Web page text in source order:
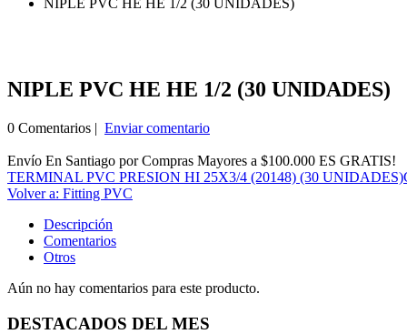
NIPLE PVC HE HE 1/2 (30 UNIDADES)
NIPLE PVC HE HE 1/2 (30 UNIDADES)
0 Comentarios | Enviar comentario
Envío En Santiago por Compras Mayores a $100.000 ES GRATIS!
TERMINAL PVC PRESION HI 25X3/4 (20148) (30 UNIDADES)
Volver a: Fitting PVC
Descripción
Comentarios
Otros
Aún no hay comentarios para este producto.
DESTACADOS DEL MES